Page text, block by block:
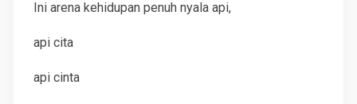
Ini arena kehidupan penuh nyala api,
api cita
api cinta